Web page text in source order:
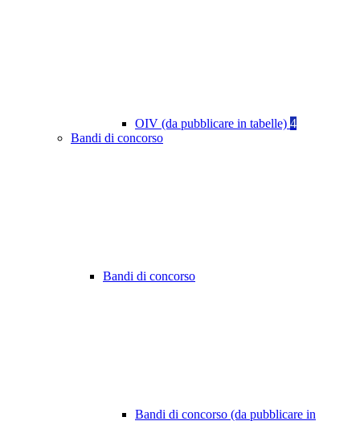
OIV (da pubblicare in tabelle) 4
Bandi di concorso
Bandi di concorso
Bandi di concorso (da pubblicare in